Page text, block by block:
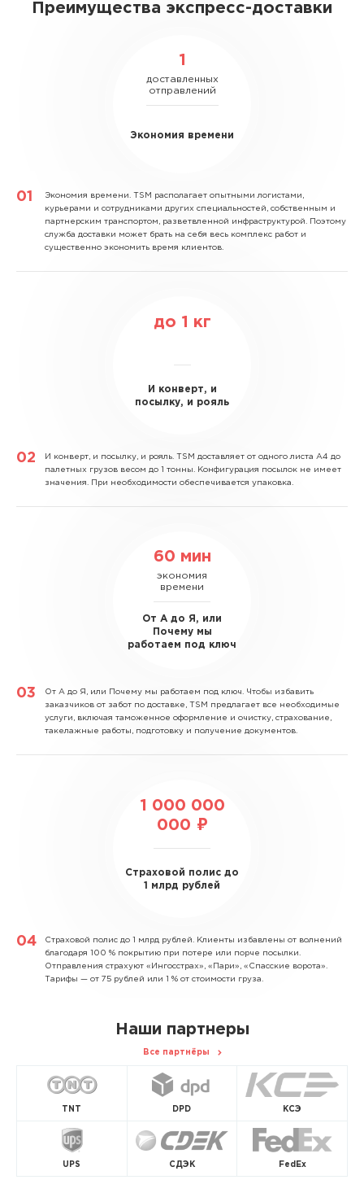
Преимущества экспресс-доставки
1
доставленных
отправлений
Экономия времени
Экономия времени. TSM располагает опытными логистами,
курьерами и сотрудниками других специальностей, собственным и
партнерским транспортом, разветвленной инфраструктурой. Поэтому
служба доставки может брать на себя весь комплекс работ и
существенно экономить время клиентов.
до 1 кг
И конверт, и
посылку, и рояль
И конверт, и посылку, и рояль. TSM доставляет от одного листа А4 до
палетных грузов весом до 1 тонны. Конфигурация посылок не имеет
значения. При необходимости обеспечивается упаковка.
60 мин
экономия
времени
От А до Я, или
Почему мы
работаем под ключ
От А до Я, или Почему мы работаем под ключ. Чтобы избавить
заказчиков от забот по доставке, TSM предлагает все необходимые
услуги, включая таможенное оформление и очистку, страхование,
такелажные работы, подготовку и получение документов.
1 000 000
000 ₽
Страховой полис до
1 млрд рублей
Страховой полис до 1 млрд рублей. Клиенты избавлены от волнений
благодаря 100 % покрытию при потере или порче посылки.
Отправления страхуют «Ингосстрах», «Пари», «Спасские ворота».
Тарифы — от 75 рублей или 1 % от стоимости груза.
Наши партнеры
Все партнёры
TNT DPD КСЭ
UPS СДЭК FedEx